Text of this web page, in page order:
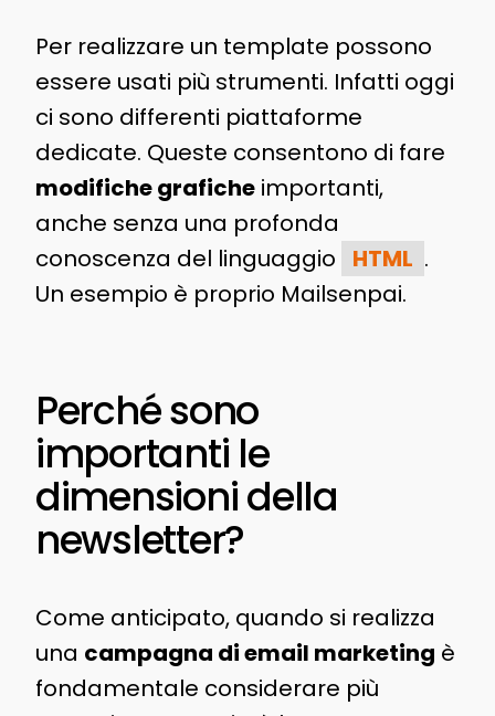
Per realizzare un template possono
essere usati più strumenti. Infatti oggi
ci sono differenti piattaforme
dedicate. Queste consentono di fare
modifiche graficheimportanti,
anche senza una profonda
conoscenza del linguaggio
HTML .
Un esempio è proprio Mailsenpai.
Perché sono
importanti le
dimensioni della
newsletter?
Come anticipato, quando si realizza
una campagna di email marketing è
fondamentale considerare più